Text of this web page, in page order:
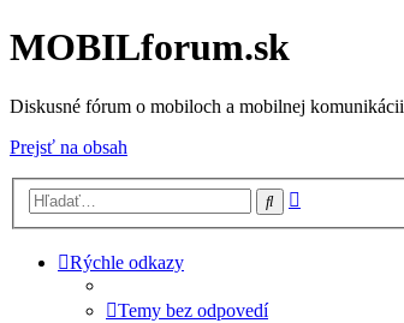
MOBILforum.sk
Diskusné fórum o mobiloch a mobilnej komunikácii
Prejsť na obsah
Hľadať
Rýchle odkazy
Temy bez odpovedí